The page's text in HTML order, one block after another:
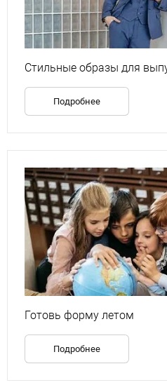
Стильные образы для
Подробнее
Готовь форму летом
Подробнее